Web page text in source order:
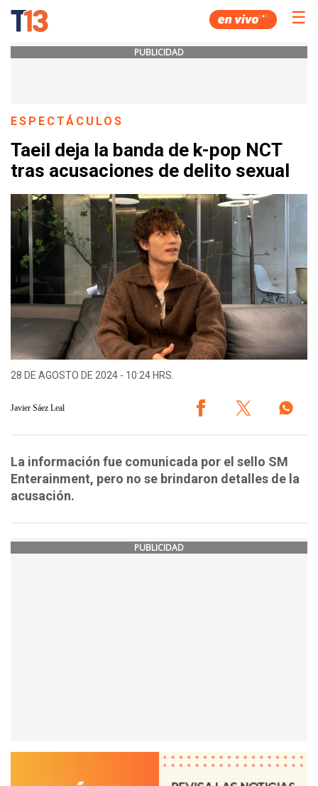
☰
PUBLICIDAD
ESPECTÁCULOS
Taeil deja la banda de k-pop NCT
tras acusaciones de delito sexual
28 DE AGOSTO DE 2024 - 10:24 HRS.
Javier Sáez Leal
La información fue comunicada por el sello SM
Enterainment, pero no se brindaron detalles de la
acusación.
PUBLICIDAD